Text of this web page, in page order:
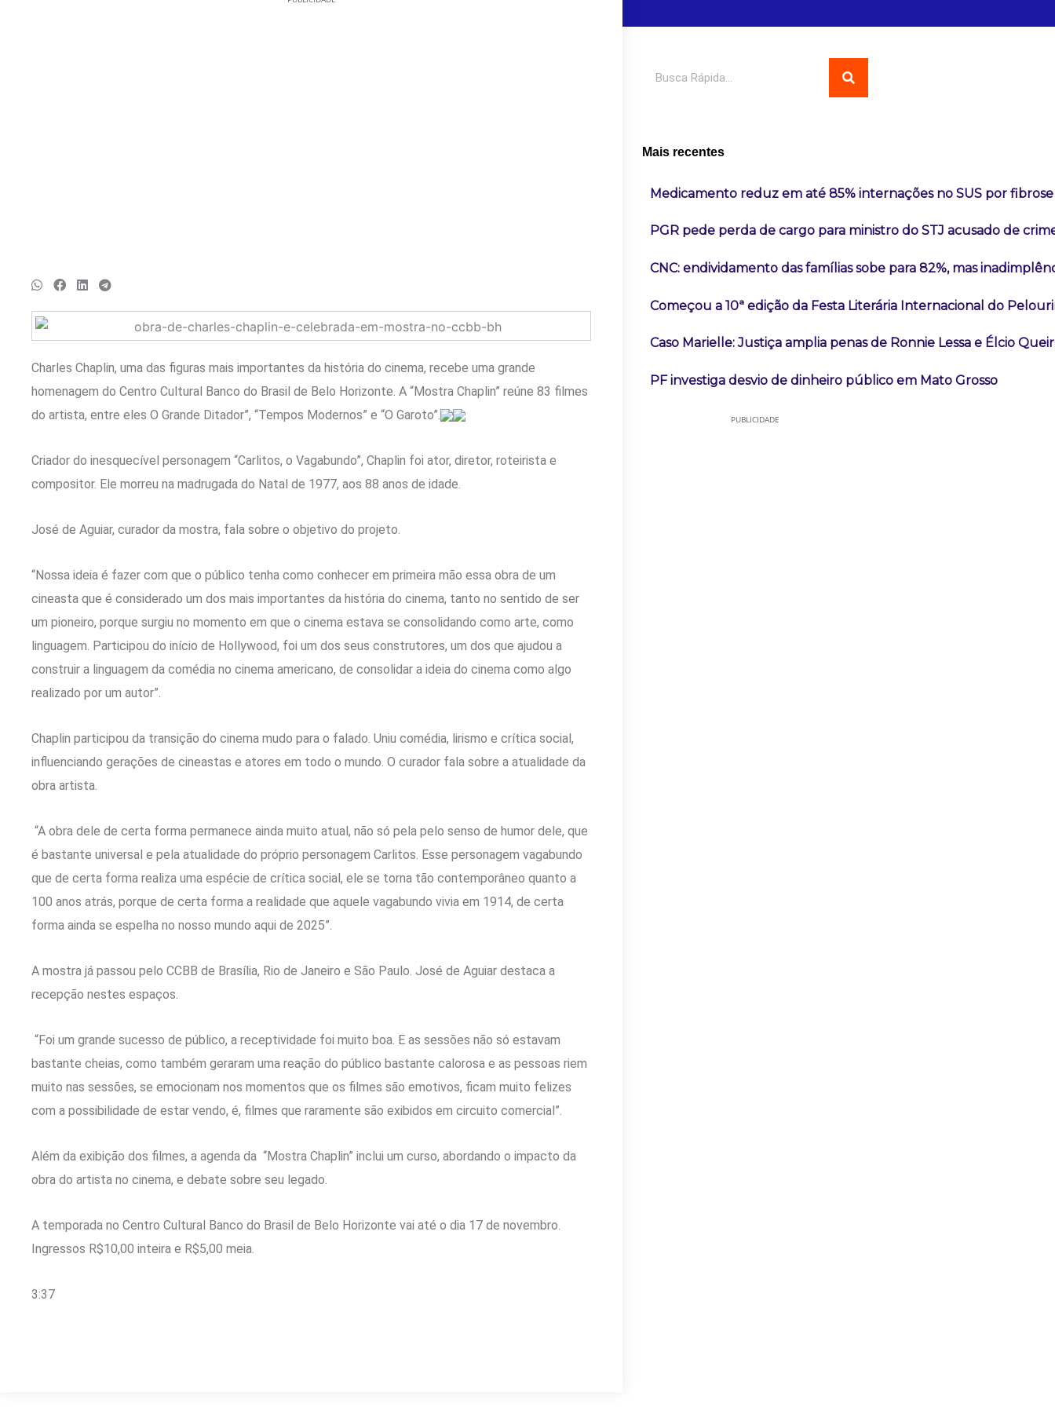
Charles Chaplin, uma das figuras mais importantes da história do cinema, recebe uma grande
homenagem do Centro Cultural Banco do Brasil de Belo Horizonte. A “Mostra Chaplin” reúne 83 filmes
do artista, entre eles O Grande Ditador”, “Tempos Modernos” e “O Garoto”.
Criador do inesquecível personagem “Carlitos, o Vagabundo”, Chaplin foi ator, diretor, roteirista e
compositor. Ele morreu na madrugada do Natal de 1977, aos 88 anos de idade.
José de Aguiar, curador da mostra, fala sobre o objetivo do projeto.
“Nossa ideia é fazer com que o público tenha como conhecer em primeira mão essa obra de um
cineasta que é considerado um dos mais importantes da história do cinema, tanto no sentido de ser
um pioneiro, porque surgiu no momento em que o cinema estava se consolidando como arte, como
linguagem. Participou do início de Hollywood, foi um dos seus construtores, um dos que ajudou a
construir a linguagem da comédia no cinema americano, de consolidar a ideia do cinema como algo
realizado por um autor”.
Chaplin participou da transição do cinema mudo para o falado. Uniu comédia, lirismo e crítica social,
influenciando gerações de cineastas e atores em todo o mundo. O curador fala sobre a atualidade da
obra artista.
“A obra dele de certa forma permanece ainda muito atual, não só pela pelo senso de humor dele, que
é bastante universal e pela atualidade do próprio personagem Carlitos. Esse personagem vagabundo
que de certa forma realiza uma espécie de crítica social, ele se torna tão contemporâneo quanto a
100 anos atrás, porque de certa forma a realidade que aquele vagabundo vivia em 1914, de certa
forma ainda se espelha no nosso mundo aqui de 2025”.
A mostra já passou pelo CCBB de Brasília, Rio de Janeiro e São Paulo. José de Aguiar destaca a
recepção nestes espaços.
“Foi um grande sucesso de público, a receptividade foi muito boa. E as sessões não só estavam
bastante cheias, como também geraram uma reação do público bastante calorosa e as pessoas riem
muito nas sessões, se emocionam nos momentos que os filmes são emotivos, ficam muito felizes
com a possibilidade de estar vendo, é, filmes que raramente são exibidos em circuito comercial”.
Além da exibição dos filmes, a agenda da “Mostra Chaplin” inclui um curso, abordando o impacto da
obra do artista no cinema, e debate sobre seu legado.
A temporada no Centro Cultural Banco do Brasil de Belo Horizonte vai até o dia 17 de novembro.
Ingressos R$10,00 inteira e R$5,00 meia.
3:37
Mais recentes
Medicamento reduz em até 85% internações no SUS por
PGR pede perda de cargo para ministro do STJ acusado de
CNC: endividamento das famílias sobe para 82%, mas
Começou a 10ª edição da Festa Literária Internacional do
Caso Marielle: Justiça amplia penas de Ronnie Lessa e Élcio
PF investiga desvio de dinheiro público em Mato Grosso
PUBLICIDADE